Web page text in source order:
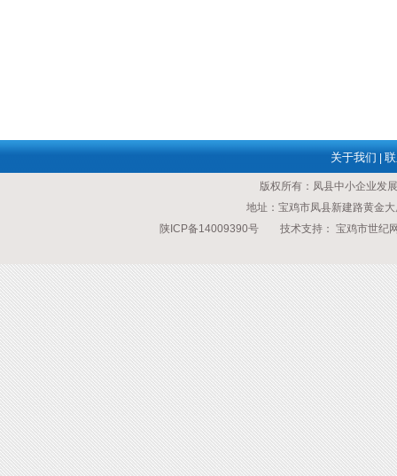
关于我们
版权所有：凤县中小企业
地址：宝鸡市凤县新建路黄
陕ICP备14009390号 技术支持： 宝鸡市世纪